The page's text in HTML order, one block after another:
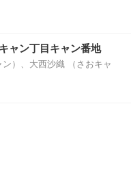
ャン丁目キャン番地
）、大西沙織 （さおキャ